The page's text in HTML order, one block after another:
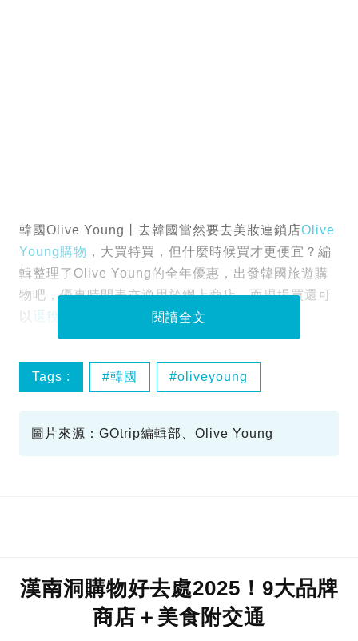
韓國Olive Young丨去韓國當然要去美妝連鎖店Olive
Young購物 ，大買特買，但什麼時候買才更便宜？編
輯整理了Olive Young的全年優惠，出發韓國旅遊購
物吧，優惠時間表亦適用於網上商店，而現場買還可
以
退稅 閱讀全文
Tags : 韓國 oliveyoung
圖片來源：GOtrip編輯部、Olive Young
漢南洞購物好去處2025！9大品牌
商店＋美食附交通